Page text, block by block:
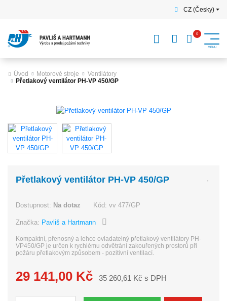
CZ (Česky)
Úvod Motorové stroje
Ventilátory
Přetlakový ventilátor PH-VP 450/GP
Přetlakový ventilátor PH-VP 450/GP
Dostupnost: Na dotaz Kód: vv 477/GP
Značka: Pavliš a Hartmann
Kompaktní, přenosný a lehce ovladatelný přetlakový ventilátory PH-
VP450/GP je určen k rychlému odvětrání zakouřených prostorů při
požáru přetlakovým způsobem - pozitivní ventilací.
29 141,00 Kč 35 260,61 Kč s DPH